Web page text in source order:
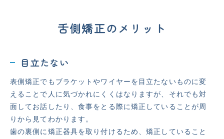
舌側矯正のメリット
目立たない
表側矯正でもブラケットやワイヤーを目立たないものに変
えることで人に気づかれにくくはなりますが、それでも対
面してお話したり、食事をとる際に矯正していることが周
りから見てわかります。
歯の裏側に矯正器具を取り付けるため、矯正していること